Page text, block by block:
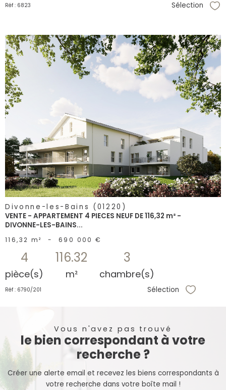
Réf : 6823 Sélection
bien
Divonne-les-Bains (01220)
VENTE - APPARTEMENT 4 PIECES NEUF DE 116,32 m² -
DIVONNE-LES-BAINS...
116,32 m² - 690 000 €
4
pièce(s)
116.32
m²
3
chambre(s)
Réf : 6790/201 Sélection
Vous n'avez pas trouvé
le bien correspondant à votre
recherche ?
Créer une alerte email et recevez les biens correspondants à
votre recherche dans votre boîte mail !